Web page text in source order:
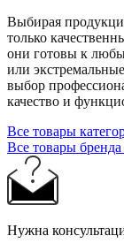
Выбирая
только
они готовы к
или
выбор
качество и
Все товары
Все товары
Нужна